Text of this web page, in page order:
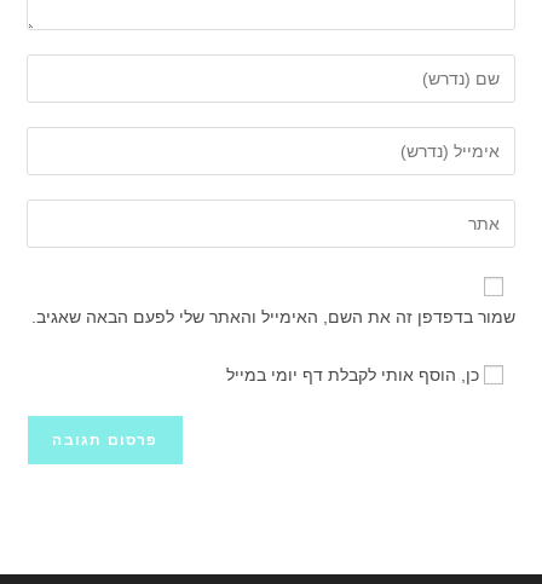
את
השם
שלך
שם
משתמש
כדי
להגיב
את
כתובת
דואר
שלך
כדי
את
כתובת
שלך
שמור בדפדפן זה את השם, האימייל והאתר שלי לפעם הבאה שאגיב.
כן, הוסף אותי לקבלת דף יומי במייל